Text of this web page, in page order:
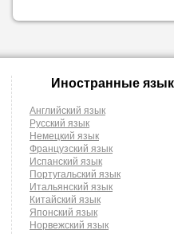
Иностранные
Английский язык
Русский язык
Немецкий язык
Французский язык
Испанский язык
Португальский язык
Итальянский язык
Китайский язык
Японский язык
Норвежский язык